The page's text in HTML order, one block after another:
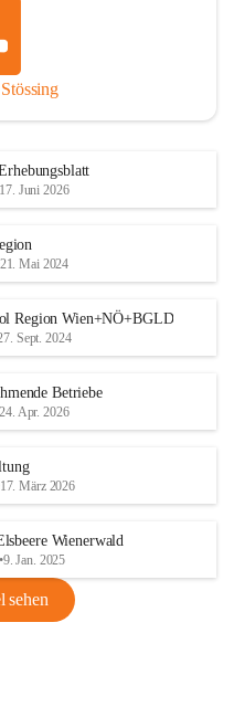
17. Juni 2026
21. Mai 2024
Region Wien+NÖ+BGLD
Sept. 2024
Betriebe
24. Apr. 2026
17. März 2026
Wienerwald
9. Jan. 2025
sehen